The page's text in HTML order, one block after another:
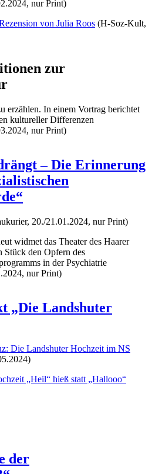
nur Print)
von Julia Roos (H-Soz-Kult,
zur
erzählen. In einem Vortrag berichtet
kultureller Differenzen
nur Print)
– Die Erinnerung
20./21.01.2024, nur Print)
widmet das Theater des Haarer
Stück den Opfern des
in der Psychiatrie
nur Print)
„Die Landshuter
Die Landshuter Hochzeit im NS
„Heil“ hieß statt „Hallooo“
der